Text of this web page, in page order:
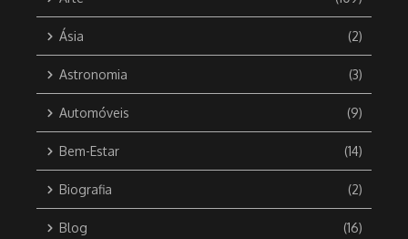
Ásia (2)
Astronomia (3)
Automóveis (9)
Bem-Estar (14)
Biografia (2)
Blog (16)